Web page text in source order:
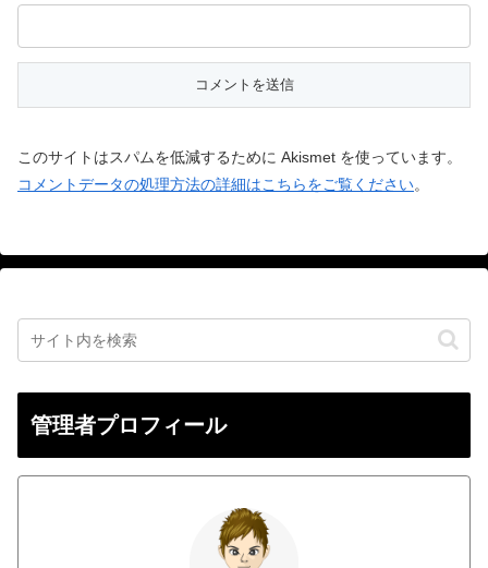
このサイトはスパムを低減するために Akismet を使っています。
コメントデータの処理方法の詳細はこちらをご覧ください。
管理者プロフィール